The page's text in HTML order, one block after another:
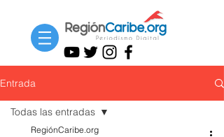
Entrada
Todas las entradas
RegiónCaribe.org